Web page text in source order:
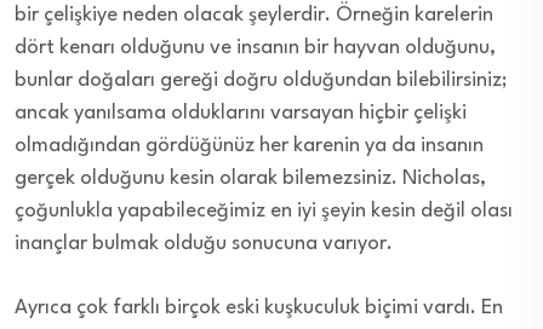
bir çelişkiye neden olacak şeylerdir. Örneğin karelerin
dört kenarı olduğunu ve insanın bir hayvan olduğunu,
bunlar doğaları gereği doğru olduğundan bilebilirsiniz;
ancak yanılsama olduklarını varsayan hiçbir çelişki
olmadığından gördüğünüz her karenin ya da insanın
gerçek olduğunu kesin olarak bilemezsiniz. Nicholas,
çoğunlukla yapabileceğimiz en iyi şeyin kesin değil olası
inançlar bulmak olduğu sonucuna varıyor.
Ayrıca çok farklı birçok eski kuşkuculuk biçimi vardı. En